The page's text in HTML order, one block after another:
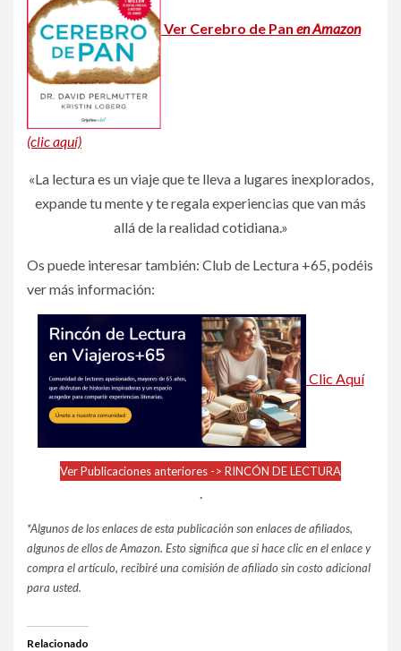
Ver Cerebro de Pan en Amazon
(clic aquí)
«La lectura es un viaje que te lleva a lugares inexplorados,
expande tu mente y te regala experiencias que van más
allá de la realidad cotidiana.»
Os puede interesar también: Club de Lectura +65, podéis
ver más información:
Clic Aquí
Ver Publicaciones anteriores -> RINCÓN DE LECTURA
*Algunos de los enlaces de esta publicación son enlaces de afiliados,
algunos de ellos de Amazon. Esto significa que si hace clic en el enlace y
compra el artículo, recibiré una comisión de afiliado sin costo adicional
para usted.
Relacionado